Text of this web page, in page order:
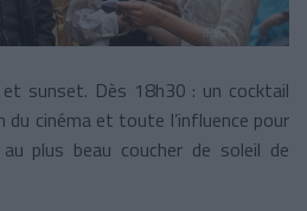
sunset. Dès 18h30 : un cocktail
cinéma et toute l’influence pour
plus beau coucher de soleil de